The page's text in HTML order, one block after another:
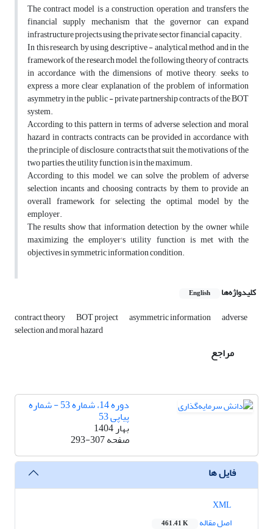
The contract model is a construction, operation and transfers the
financial supply mechanism that the governor can expand
infrastructure projects using the private sector financial capacity.
In this research, by using descriptive - analytical method and in the
framework of the research model, the following theory of contracts,
in accordance with the dimensions of motive theory, seeks to
express a more clear explanation of the problem of information
asymmetry in the public - private partnership contracts of the BOT
system.
According to this pattern in terms of adverse selection and moral
hazard in contracts, contracts can be provided in accordance with
the principle of disclosure, contracts that suit the motivations of the
two parties, the utility function is in the maximum.
According to this model, we can solve the problem of adverse
selection incants and choosing contracts by them to provide an
overall framework for selecting the optimal model by the
employer.
The results show that information detection by the owner while
maximizing the employer's utility function is met with the
objectives in symmetric information condition.
کلیدواژه‌ها English
contract theory BOT project asymmetric information adverse
selection and moral hazard
مراجع
دوره 14، شماره 53 - شماره
پیاپی 53
بهار 1404
صفحه293-307
فایل ها
اصل مقاله
461.41 K